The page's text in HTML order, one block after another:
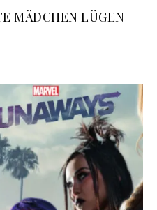
MÄDCHEN LÜGEN